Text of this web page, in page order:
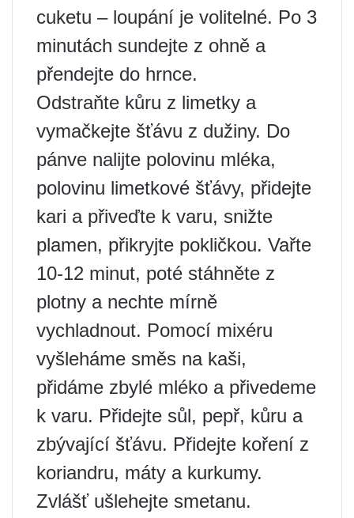
cuketu – loupání je volitelné. Po 3
minutách sundejte z ohně a
přendejte do hrnce.
Odstraňte kůru z limetky a
vymačkejte šťávu z dužiny. Do
pánve nalijte polovinu mléka,
polovinu limetkové šťávy, přidejte
kari a přiveďte k varu, snižte
plamen, přikryjte pokličkou. Vařte
10-12 minut, poté stáhněte z
plotny a nechte mírně
vychladnout. Pomocí mixéru
vyšleháme směs na kaši,
přidáme zbylé mléko a přivedeme
k varu. Přidejte sůl, pepř, kůru a
zbývající šťávu. Přidejte koření z
koriandru, máty a kurkumy.
Zvlášť ušlehejte smetanu.